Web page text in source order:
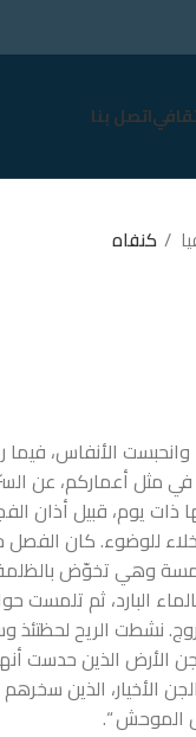
اتصل بنا
كنفاه
وانحبست الأنفاس،
مثل أعماركم، عن
ذات يوم، قبيل أذان
للوضوء. كان الفصل
وهي تخوّض بالظلمة
البارد، ثم تلمست
نشطت الريح لحظتئذ
الأرض الذين حدست
الأخيار، الذين
الموحش “.